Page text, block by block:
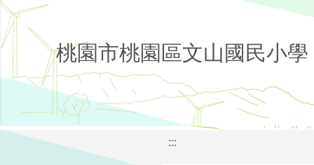
桃園市桃園區文山國民小學
:::